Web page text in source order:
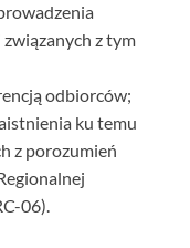
z tym
odbiorców;
ku temu
z porozumień
06).